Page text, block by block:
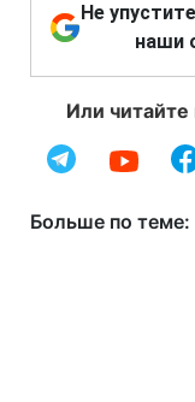
Не
наши
Или читайте
Больше по теме: